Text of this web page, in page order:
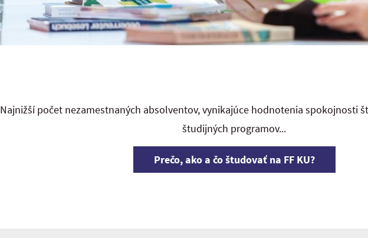
Najnižší počet nezamestnaných absolventov, vynikajúce hodnotenia spokojnosti
študijných programov...
Prečo, ako a čo študovať na FF KU?